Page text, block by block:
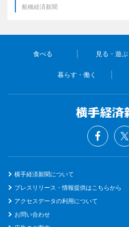
船橋経済新聞
食べる 見る・遊ぶ
暮らす・働く
横手経済新聞について
プレスリリース・情報提供はこちらから
アクセスデータの利用について
お問い合わせ